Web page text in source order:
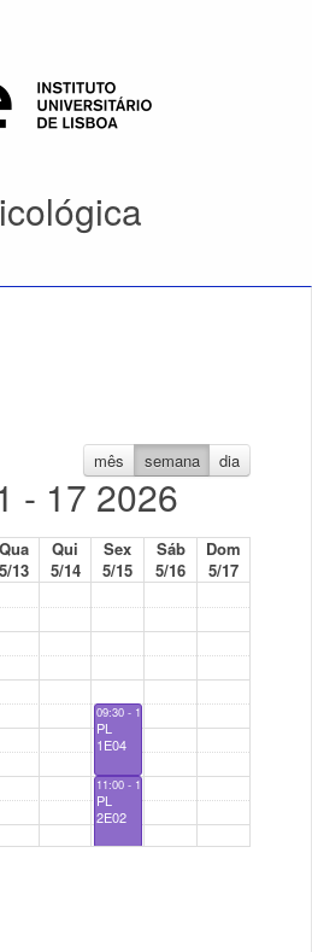
mês semana dia
- 17 2026
Qua
5/13
Qui
5/14
Sex
5/15
Sáb
5/16
Dom
5/17
09:30 - 11:00
PL
1E04
11:00 - 12:30
PL
2E02